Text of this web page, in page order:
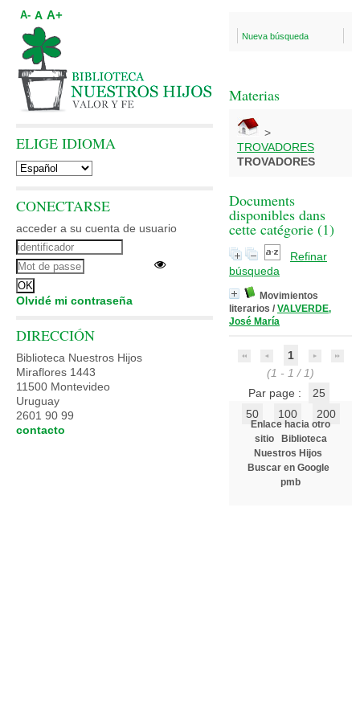
Nueva búsqueda
Materias
>
TROVADORES
TROVADORES
Documents
disponibles dans
cette catégorie (1)
Refinar
búsqueda
Movimientos
literarios / VALVERDE,
José María
1
(1 - 1 / 1)
Par page :
25
50
100 200
Enlace hacia otro
sitio
Biblioteca
Nuestros Hijos
Buscar en Google
pmb
A- A A+
ELIGE IDIOMA
CONECTARSE
acceder a su cuenta de usuario
Olvidé mi contraseña
DIRECCIÓN
Biblioteca Nuestros Hijos
Miraflores 1443
11500 Montevideo
Uruguay
2601 90 99
contacto